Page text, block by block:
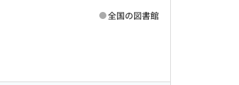
全国の図書館